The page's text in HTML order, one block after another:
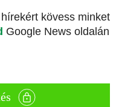
kövess minket
Google News oldalán